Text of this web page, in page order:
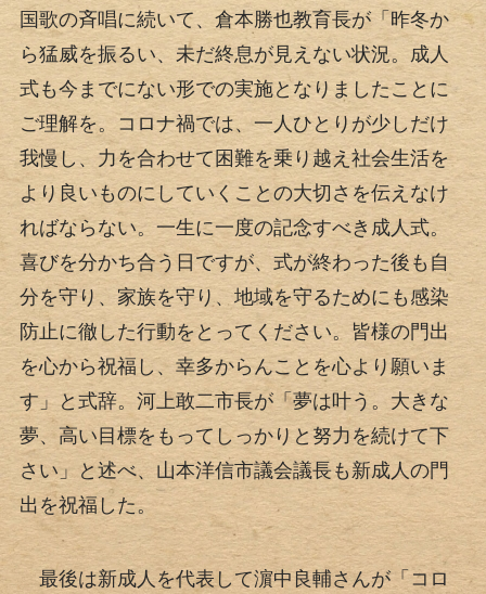
国歌の斉唱に続いて、倉本勝也教育長が「昨冬か
ら猛威を振るい、未だ終息が見えない状況。成人
式も今までにない形での実施となりましたことに
ご理解を。コロナ禍では、一人ひとりが少しだけ
我慢し、力を合わせて困難を乗り越え社会生活を
より良いものにしていくことの大切さを伝えなけ
ればならない。一生に一度の記念すべき成人式。
喜びを分かち合う日ですが、式が終わった後も自
分を守り、家族を守り、地域を守るためにも感染
防止に徹した行動をとってください。皆様の門出
を心から祝福し、幸多からんことを心より願いま
す」と式辞。河上敢二市長が「夢は叶う。大きな
夢、高い目標をもってしっかりと努力を続けて下
さい」と述べ、山本洋信市議会議長も新成人の門
出を祝福した。
最後は新成人を代表して濵中良輔さんが「コロ